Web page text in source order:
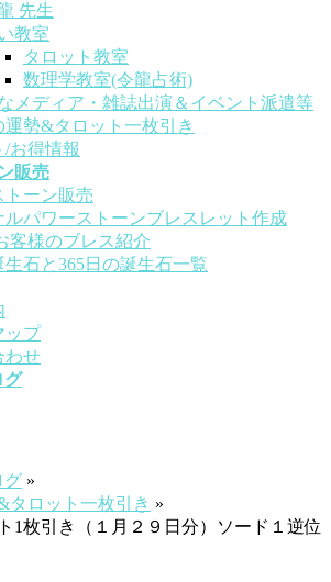
先生
教室
タロット教室
数理学教室(令龍占術)
メディア・雑誌出演＆イベント派遣等
運勢&タロット一枚引き
/お得情報
販売
トーン販売
ルパワーストーンブレスレット作成
客様のブレス紹介
生石と365日の誕生石一覧
ップ
わせ
グ
グ »
タロット一枚引き »
1枚引き（１月２９日分）ソード１逆位